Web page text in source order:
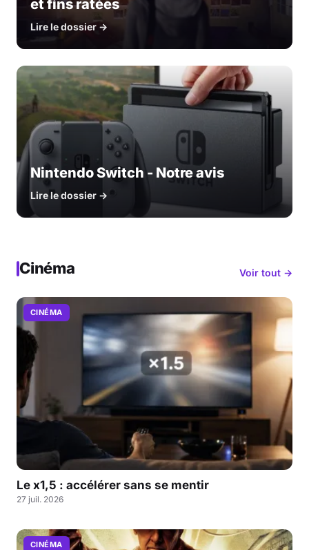
et fins ratées
Lire le dossier →
Nintendo Switch - Notre avis
Lire le dossier →
Cinéma Voir tout →
CINÉMA
Le x1,5 : accélérer sans se mentir
27 juil. 2026
CINÉMA